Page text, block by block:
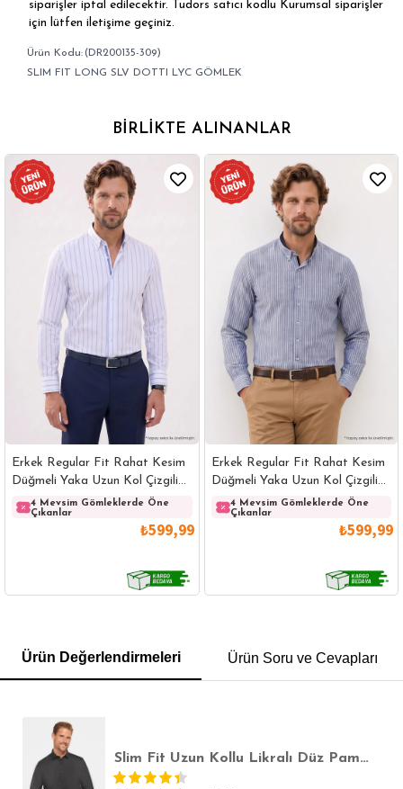
siparişler iptal edilecektir. Tudors satıcı kodlu Kurumsal siparişler
için lütfen iletişime geçiniz.
(DR200135-309)
SLIM FIT LONG SLV DOTTI LYC GÖMLEK
BIRLIKTE ALINANLAR
Erkek Regular Fit Rahat Kesim
Düğmeli Yaka Uzun Kol Çizgili
Pamuklu Beyaz Gömlek
4 Mevsim Gömleklerde Öne
Çıkanlar
₺599,99
Erkek Regular Fit Rahat Kesim
Düğmeli Yaka Uzun Kol Çizgili
Pamuklu Lacivert Gömlek
4 Mevsim Gömleklerde Öne
Çıkanlar
₺599,99
POLO YAKA T-SHIRT KEMER BOXER
Ürün Değerlendirmeleri Ürün Soru ve Cevapları
Slim Fit Uzun Kollu Likralı Düz Pamuk Saten Erkek Siyah Gömlek